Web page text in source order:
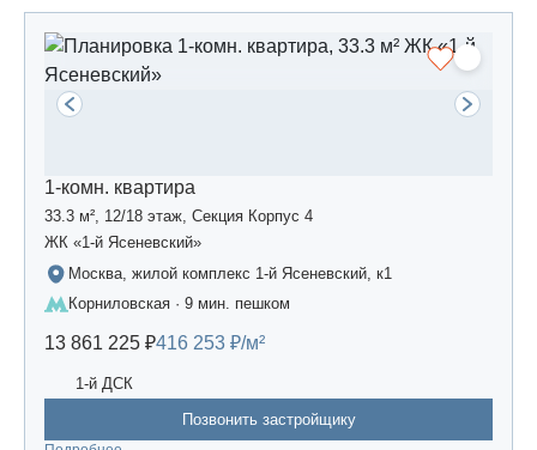
1-комн. квартира
33.3 м², 12/18 этаж, Секция Корпус 4
ЖК «1-й Ясеневский»
Москва, жилой комплекс 1-й Ясеневский, к1
Корниловская · 9 мин. пешком
13 861 225 ₽416 253 ₽/м²
1-й ДСК
Позвонить застройщику